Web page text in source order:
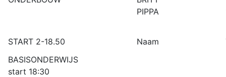
PIPPA
START 2-18.50 Naam
BASISONDERWIJS
start 18:30